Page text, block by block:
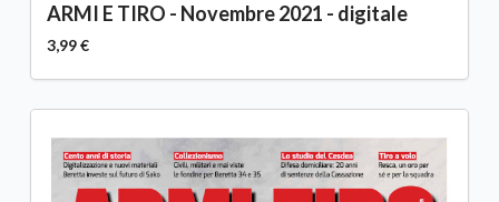
ARMI E TIRO - Novembre 2021 - digitale
3,99 €